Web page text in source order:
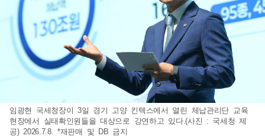
임광현 국세청장이 3일 경기 고양 킨텍스에서 열린 체납관리단 교육
현장에서 실태확인원들을 대상으로 강연하고 있다.(사진 : 국세청 제
공) 2026.7.8. *재판매 및 DB 금지